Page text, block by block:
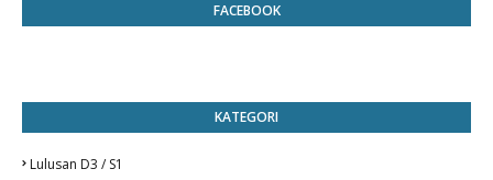
FACEBOOK
KATEGORI
Lulusan D3 / S1